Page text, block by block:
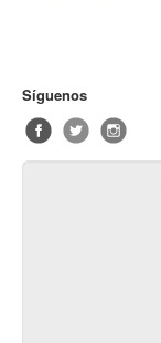
Síguenos